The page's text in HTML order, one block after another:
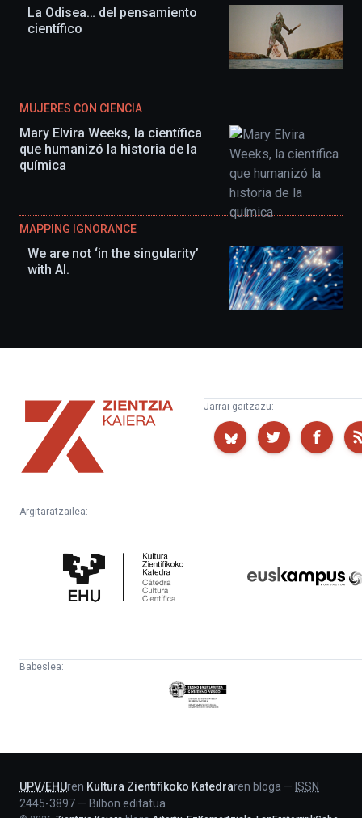
La Odisea… del pensamiento
científico
MUJERES CON CIENCIA
Mary Elvira Weeks, la científica
que humanizó la historia de la
química
MAPPING IGNORANCE
We are not ‘in the singularity’
with AI.
Zientzia
Kaiera
Jarrai gaitzazu:
Argitaratzailea:
Zientifikoko
Katedra
Babeslea:
Eusko
Jaurlaritza
UPV/EHUren Kultura Zientifikoko Katedraren bloga — ISSN
2445-3897 — Bilbon editatua